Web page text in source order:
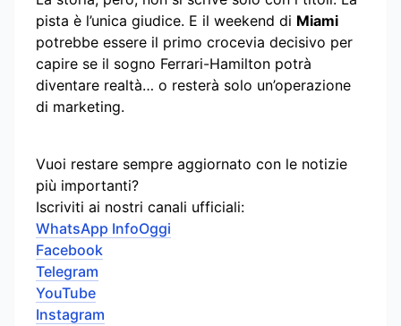
pista è l’unica giudice. E il weekend di Miami
potrebbe essere il primo crocevia decisivo per
capire se il sogno Ferrari-Hamilton potrà
diventare realtà… o resterà solo un’operazione
di marketing.
Vuoi restare sempre aggiornato con le notizie
più importanti?
Iscriviti ai nostri canali ufficiali:
WhatsApp InfoOggi
Facebook
Telegram
YouTube
Instagram